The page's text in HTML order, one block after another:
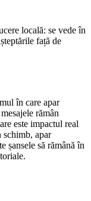
locală: se vede în
față de
în care apar
rămân
este impactul real
schimb, apar
șansele să rămână în